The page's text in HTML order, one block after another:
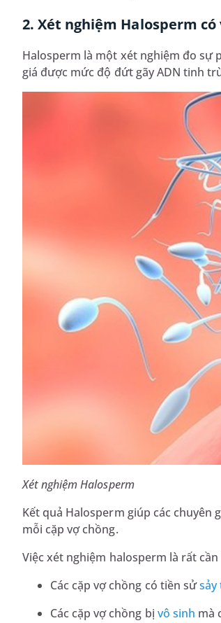
2. Xét nghiệm Halosperm
Halosperm là một xét nghiệm đo sự
giá được mức độ đứt gãy ADN tinh
Xét nghiệm Halosperm
Kết quả Halosperm giúp các
mỗi cặp vợ chồng.
Việc xét nghiệm halosperm là rất
Các cặp vợ chồng có tiền sửsảy
Các cặp vợ chồng bị vô sinh mà